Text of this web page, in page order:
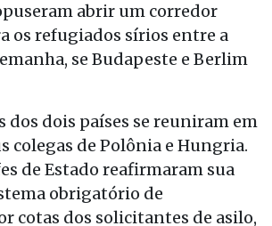
abrir um corredor
os refugiados sírios entre a
se Budapeste e Berlim
dos dois países se reuniram em
colegas de Polônia e Hungria.
de Estado reafirmaram sua
obrigatório de
cotas dos solicitantes de asilo,